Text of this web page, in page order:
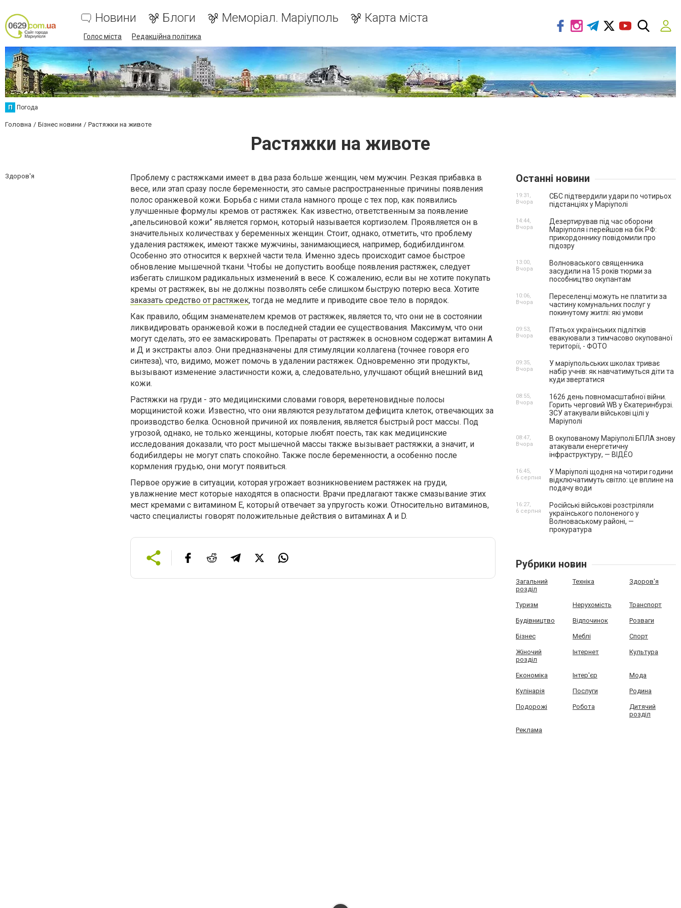
Новини Блоги Меморіал. Маріуполь Карта міста
Голос міста Редакційна політика
П Погода
Головна Бізнес новини Растяжки на животе
Растяжки на животе
Здоров'я
Проблему с растяжками имеет в два раза больше женщин, чем мужчин. Резкая прибавка в
весе, или этап сразу после беременности, это самые распространенные причины появления
полос оранжевой кожи. Борьба с ними стала намного проще с тех пор, как появились
улучшенные формулы кремов от растяжек. Как известно, ответственным за появление
„апельсиновой кожи” является гормон, который называется кортизолем. Проявляется он в
значительных количествах у беременных женщин. Стоит, однако, отметить, что проблему
удаления растяжек, имеют также мужчины, занимающиеся, например, бодибилдингом.
Особенно это относится к верхней части тела. Именно здесь происходит самое быстрое
обновление мышечной ткани. Чтобы не допустить вообще появления растяжек, следует
избегать слишком радикальных изменений в весе. К сожалению, если вы не хотите покупать
кремы от растяжек, вы не должны позволять себе слишком быструю потерю веса. Хотите
заказать средство от растяжек, тогда не медлите и приводите свое тело в порядок.
Как правило, общим знаменателем кремов от растяжек, является то, что они не в состоянии
ликвидировать оранжевой кожи в последней стадии ее существования. Максимум, что они
могут сделать, это ее замаскировать. Препараты от растяжек в основном содержат витамин А
и Д и экстракты алоэ. Они предназначены для стимуляции коллагена (точнее говоря его
синтеза), что, видимо, может помочь в удалении растяжек. Одновременно эти продукты,
вызывают изменение эластичности кожи, а, следовательно, улучшают общий внешний вид
кожи.
Растяжки на груди - это медицинскими словами говоря, веретеновидные полосы
морщинистой кожи. Известно, что они являются результатом дефицита клеток, отвечающих за
производство белка. Основной причиной их появления, является быстрый рост массы. Под
угрозой, однако, не только женщины, которые любят поесть, так как медицинские
исследования доказали, что рост мышечной массы также вызывает растяжки, а значит, и
бодибилдеры не могут спать спокойно. Также после беременности, а особенно после
кормления грудью, они могут появиться.
Первое оружие в ситуации, которая угрожает возникновением растяжек на груди,
увлажнение мест которые находятся в опасности. Врачи предлагают также смазывание этих
мест кремами с витамином Е, который отвечает за упругость кожи. Относительно витаминов,
часто специалисты говорят положительные действия о витаминах А и D.
Останні новини
СБС підтвердили удари по чотирьох
підстанціях у Маріуполі
19:31,
Вчора
Дезертирував під час оборони
Маріуполя і перейшов на бік РФ:
прикордоннику повідомили про
підозру
14:44,
Вчора
Волноваського священника
засудили на 15 років тюрми за
пособництво окупантам
13:00,
Вчора
Переселенці можуть не платити за
частину комунальних послуг у
покинутому житлі: які умови
10:06,
Вчора
П’ятьох українських підлітків
евакуювали з тимчасово окупованої
території, - ФОТО
09:53,
Вчора
У маріупольських школах триває
набір учнів: як навчатимуться діти та
куди звертатися
09:35,
Вчора
1626 день повномасштабної війни.
Горить черговий WB у Єкатеринбурзі.
ЗСУ атакували військові цілі у
Маріуполі
08:55,
Вчора
В окупованому Маріуполі БПЛА знову
атакували енергетичну
інфраструктуру, — ВІДЕО
08:47,
Вчора
У Маріуполі щодня на чотири години
відключатимуть світло: це вплине на
подачу води
16:45,
6 серпня
Російські військові розстріляли
українського полоненого у
Волноваському районі, —
прокуратура
16:27,
6 серпня
Рубрики новин
Загальний
розділ
Техніка Здоров'я
Туризм Нерухомість Транспорт
Будівництво Відпочинок Розваги
Бізнес Меблі Спорт
Жіночий
розділ
Інтернет Культура
Економіка Інтер'єр Мода
Кулінарія Послуги Родина
Подорожі Робота
Дитячий
розділ
Реклама